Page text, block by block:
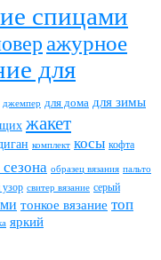
спицами
ажурное
для
джемпер для дома для зимы
жакет
комплект косы кофта
образец вязания пальто
свитер вязание серый
тонкое вязание топ
яркий